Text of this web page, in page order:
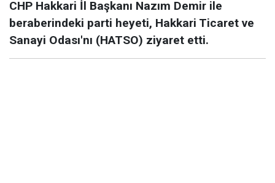
CHP Hakkari İl Başkanı Nazım Demir ile
beraberindeki parti heyeti, Hakkari Ticaret ve
Sanayi Odası'nı (HATSO) ziyaret etti.